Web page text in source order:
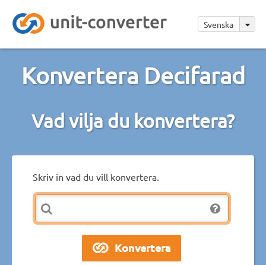
Svenska
Konvertera Decifarad
Vad vilja du konvertera?
Skriv in vad du vill konvertera.